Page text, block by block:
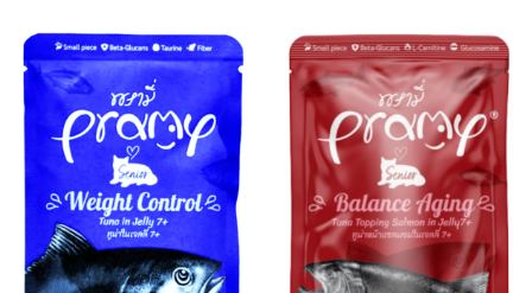
有
多
種
款
品
有
多
款
式。
產
品